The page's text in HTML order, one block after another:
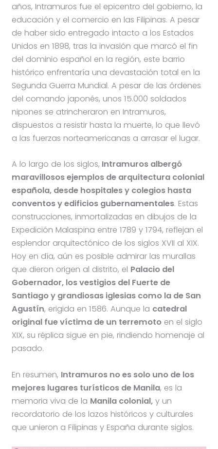
años, Intramuros fue el epicentro del gobierno, la
educación y el comercio en las Filipinas. A pesar
de haber sido entregado intacto a los Estados
Unidos en 1898, tras la invasión que marcó el fin
del dominio español en la región, este barrio
histórico enfrentaría una devastación total en la
Segunda Guerra Mundial. A pesar de las órdenes
del comando japonés, unos 15.000 soldados
nipones se atrincheraron en Intramuros,
dispuestos a resistir hasta la muerte, lo que llevó
a las fuerzas norteamericanas a arrasar el lugar.
A lo largo de los siglos, Intramuros albergó
maravillosos ejemplos de arquitectura colonial
española, desde hospitales y colegios hasta
conventos y edificios gubernamentales. Estas
construcciones, inmortalizadas en dibujos de la
Expedición Malaspina entre 1789 y 1794, reflejan el
esplendor arquitectónico de los siglos XVII al XIX.
Hoy en día, aún es posible admirar las murallas
que dieron origen al distrito, el Palacio del
Gobernador, los vestigios del Fuerte de
Santiago y grandiosas iglesias como la de San
Agustín, erigida en 1586. Aunque la catedral
original fue víctima de un terremotoen el siglo
XIX, su réplica sigue en pie, rindiendo homenaje al
pasado.
En resumen, Intramuros no es solo uno de los
mejores lugares turísticos de Manila, es la
memoria viva de la Manila colonial,y un
recordatorio de los lazos históricos y culturales
que unieron a Filipinas y España durante siglos.